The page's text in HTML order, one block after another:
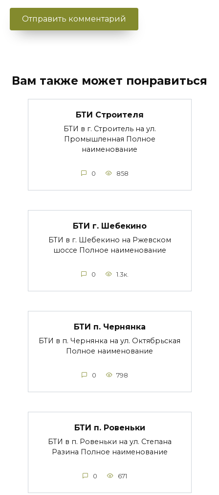
Вам также может понравиться
БТИ Строителя
БТИ в г. Строитель на ул.
Промышленная Полное
наименование
0 858
БТИ г. Шебекино
БТИ в г. Шебекино на Ржевском
шоссе Полное наименование
0 1.3к.
БТИ п. Чернянка
БТИ в п. Чернянка на ул. Октябрьская
Полное наименование
0 798
БТИ п. Ровеньки
БТИ в п. Ровеньки на ул. Степана
Разина Полное наименование
0 671